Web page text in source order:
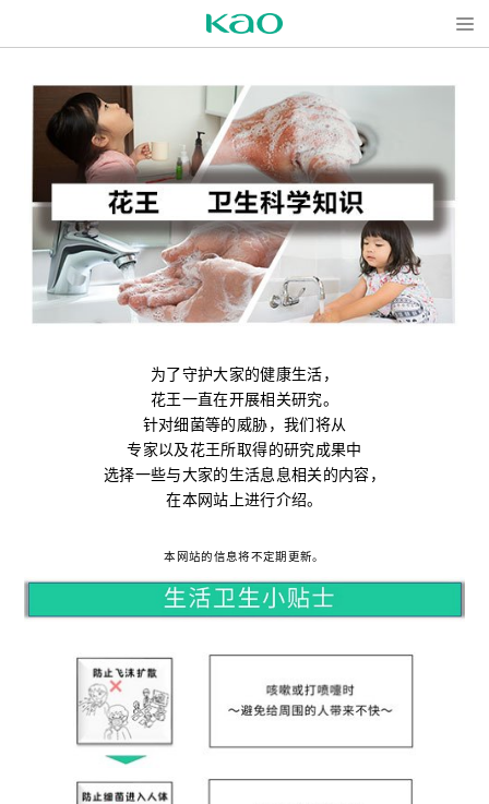
为了守护大家的健康生活，
花王一直在开展相关研究。
针对细菌等的威胁，我们将从
专家以及花王所取得的研究成果中
选择一些与大家的生活息息相关的内容，
在本网站上进行介绍。
本网站的信息将不定期更新。